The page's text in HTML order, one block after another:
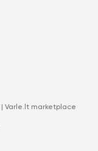
Varle.lt marketplace